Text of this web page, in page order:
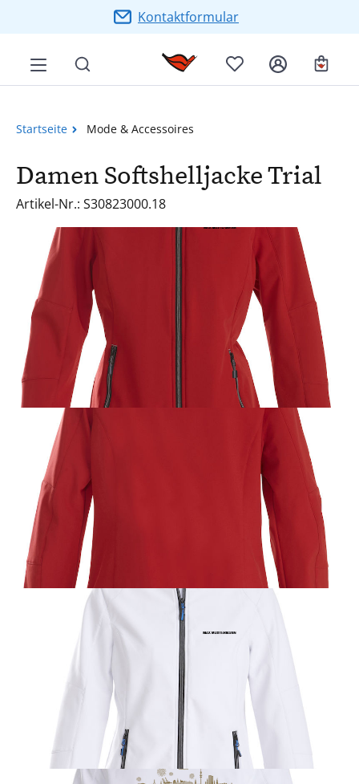
Zum Hauptinhalt springenKontaktformular
Startseite Mode & Accessoires
Damen Softshelljacke Trial
Artikel-Nr.: S30823000.18
Bildergalerie überspringen